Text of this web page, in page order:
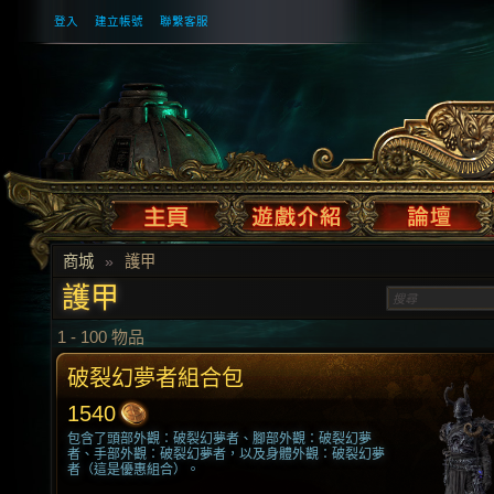
登入 建立帳號 聯繫客服
商城 » 護甲
護甲
1 - 100 物品
破裂幻夢者組合包
1540
包含了頭部外觀：破裂幻夢者、腳部外觀：破裂幻夢
者、手部外觀：破裂幻夢者，以及身體外觀：破裂幻夢
者（這是優惠組合）。